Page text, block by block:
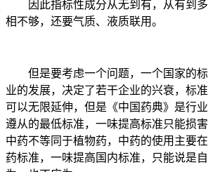
因此指标性成分从无到有，从有到多
相不够，还要气质、液质联用。
但是要考虑一个问题，一个国家的标
业的发展，决定了若干企业的兴衰，标
可以无限延伸，但是《中国药典》是行
遵从的最低标准，一味提高标准只能损
中药不等同于植物药，中药的使用主要
药标准，一味提高国内标准，只能说是